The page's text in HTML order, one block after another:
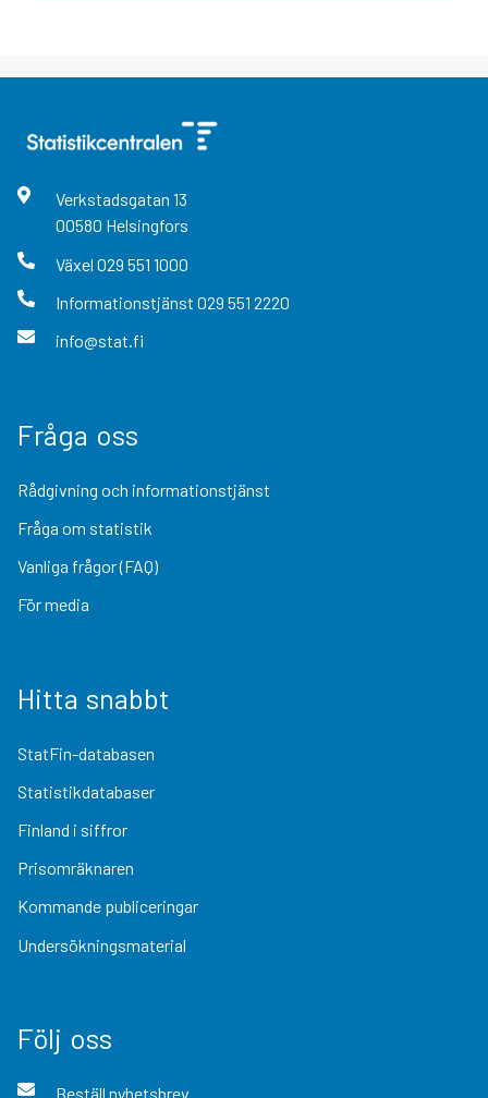
Verkstadsgatan 13
00580 Helsingfors
Växel 029 551 1000
Informationstjänst 029 551 2220
info@stat.fi
Fråga oss
Rådgivning och informationstjänst
Fråga om statistik
Vanliga frågor (FAQ)
För media
Hitta snabbt
StatFin-databasen
Statistikdatabaser
Finland i siffror
Prisomräknaren
Kommande publiceringar
Undersökningsmaterial
Följ oss
Beställ nyhetsbrev